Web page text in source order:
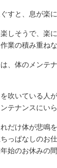
すと、息が楽
しそうで、楽
業の積み重ねな
、体のメンテ
吹いている人
テナンスにいら
だけ体が悲鳴
っぱなしのお
始のお休みの